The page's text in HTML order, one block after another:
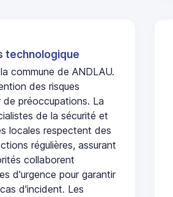
technologique
commune de ANDLAU.
des risques
préoccupations. La
de la sécurité et
locales respectent des
régulières, assurant
collaborent
d'urgence pour garantir
d'incident. Les